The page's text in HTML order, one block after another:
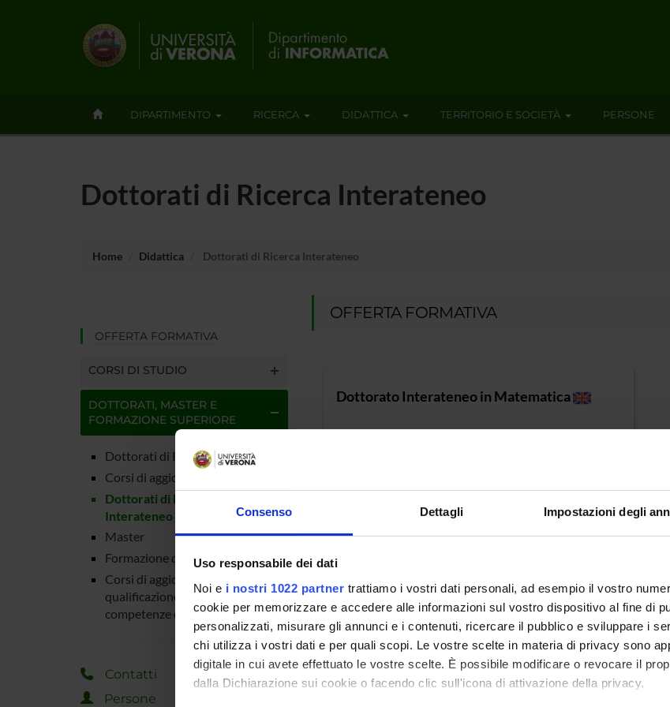
Consenso Dettagli Impostazioni degli
Uso responsabile dei dati
Noi e i nostri 1022 partner trattiamo i vostri dati personali, ad esempio il vostro
cookie per memorizzare e accedere alle informazioni sul vostro dispositivo al fine di
personalizzati, misurare gli annunci e i contenuti, ricercare il pubblico e sviluppare i
chi utilizza i vostri dati e per quali scopi. Le vostre scelte in materia di privacy sono
digitale in cui avete effettuato le vostre scelte. È possibile modificare o revocare il
dalla Dichiarazione sui cookie o facendo clic sull'icona di attivazione della privacy.
DIPARTIMENTO RICERCA DIDATTICA TERRITORIO E SOCIETÀ PERSONE
Dottorati di Ricerca Interateneo
Home Didattica Dottorati di Ricerca Interateneo
OFFERTA FORMATIVA
CORSI DI STUDIO
DOTTORATI, MASTER E
FORMAZIONE SUPERIORE
Dottorati di Ricerca
Corsi di aggiornamento
Dottorati di Ricerca
Interateneo
Master
Formazione degli insegnanti
Corsi di aggiornamento e
qualificazione delle
competenze degli insegnanti
Contatti
Persone
OFFERTA FORMATIVA
Dottorato Interateneo in Matematica